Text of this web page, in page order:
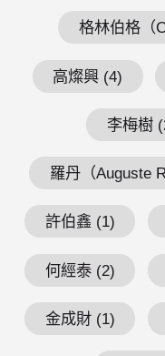
格林伯格（
高燦興 (4)
李梅樹
羅丹（Auguste
許伯鑫 (1)
何經泰 (2)
金成財 (1)